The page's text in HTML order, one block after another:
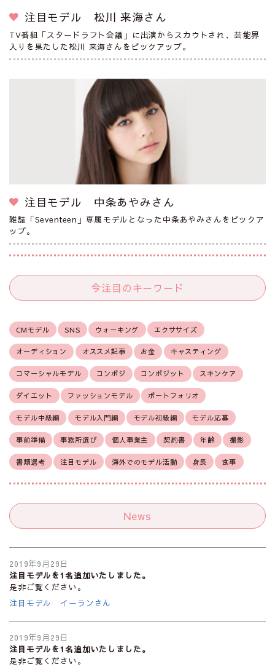
注目モデル 松川 来海さん
TV番組「スタードラフト会議」に出演からスカウトされ、芸能界
入りを果たした松川 来海さんをピックアップ。
注目モデル 中条あやみさん
雑誌「Seventeen」専属モデルとなった中条あやみさんをピックア
ップ。
今注目のキーワード
CMモデル SNS ウォーキング エクササイズ
オーディション オススメ記事 お金 キャスティング
コマーシャルモデル コンポジ コンポジット スキンケア
ダイエット ファッションモデル ポートフォリオ
モデル中級編 モデル入門編 モデル初級編 モデル応募
事前準備 事務所選び 個人事業主 契約書 年齢 撮影
書類選考 注目モデル 海外でのモデル活動 身長 食事
News
2019年9月29日
注目モデルを1名追加いたしました。
是非ご覧ください。
注目モデル イーランさん
2019年9月29日
注目モデルを1名追加いたしました。
是非ご覧ください。